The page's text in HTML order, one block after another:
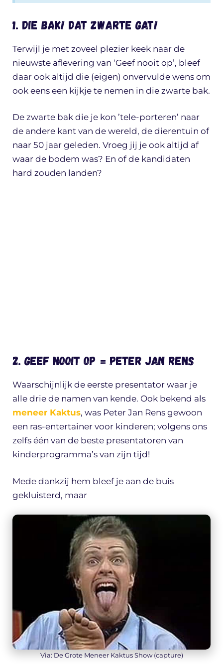
1. Die bak! Dat zwarte gat!
Terwijl je met zoveel plezier keek naar de
nieuwste aflevering van ‘Geef nooit op’, bleef
daar ook altijd die (eigen) onvervulde wens om
ook eens een kijkje te nemen in die zwarte bak.
De zwarte bak die je kon ’tele-porteren’ naar
de andere kant van de wereld, de dierentuin of
naar 50 jaar geleden. Vroeg jij je ook altijd af
waar de bodem was? En of de kandidaten
hard zouden landen?
2. Geef nooit op = Peter Jan Rens
Waarschijnlijk de eerste presentator waar je
alle drie de namen van kende. Ook bekend als
meneer Kaktus, was Peter Jan Rens gewoon
een ras-entertainer voor kinderen; volgens ons
zelfs één van de beste presentatoren van
kinderprogramma’s van zijn tijd!
Mede dankzij hem bleef je aan de buis
gekluisterd, maar
Via: De Grote Meneer Kaktus Show (capture)